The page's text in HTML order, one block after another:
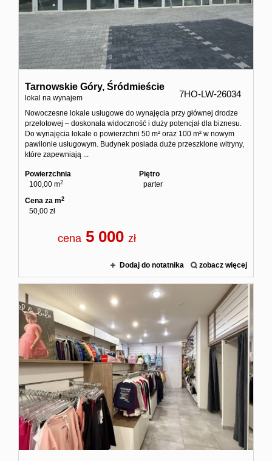
Domy
Lokale
Kontakt
Tarnowskie Góry, Śródmieście
lokal na wynajem 7HO-LW-26034
Nowoczesne lokale usługowe do wynajęcia przy głównej drodze
przelotowej – doskonała widoczność i duży potencjał dla biznesu.
Do wynajęcia lokale o powierzchni 50 m² oraz 100 m² w nowym
pawilonie usługowym. Budynek posiada duże przeszklone witryny,
które zapewniają ...
Powierzchnia
100,00 m2
Piętro
parter
Cena za m2
50,00 zł
cena 5 000 zł
Dodaj do notatnika zobacz więcej